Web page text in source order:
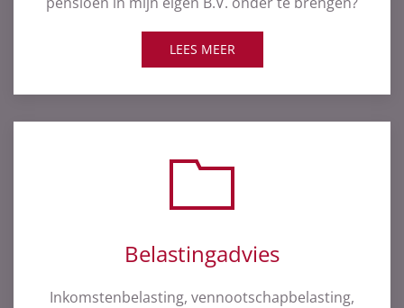
LEES MEER
Belastingadvies
Inkomstenbelasting, vennootschapbelasting,